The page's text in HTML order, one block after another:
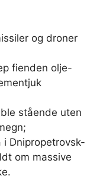
og droner
fienden olje-
stående uten
i Dnipropetrovsk-
om massive